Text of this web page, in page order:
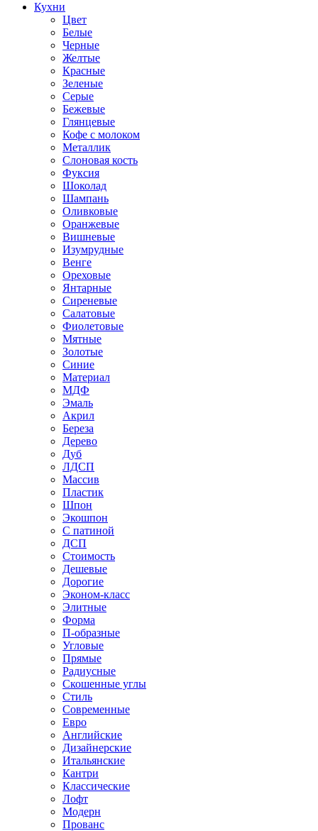
Кухни
Цвет
Белые
Черные
Желтые
Красные
Зеленые
Серые
Бежевые
Глянцевые
Кофе с молоком
Металлик
Слоновая кость
Фуксия
Шоколад
Шампань
Оливковые
Оранжевые
Вишневые
Изумрудные
Венге
Ореховые
Янтарные
Сиреневые
Салатовые
Фиолетовые
Мятные
Золотые
Синие
Материал
МДФ
Эмаль
Акрил
Береза
Дерево
Дуб
ЛДСП
Массив
Пластик
Шпон
Экошпон
С патиной
ДСП
Стоимость
Дешевые
Дорогие
Эконом-класс
Элитные
Форма
П-образные
Угловые
Прямые
Радиусные
Скошенные углы
Стиль
Современные
Евро
Английские
Дизайнерские
Итальянские
Кантри
Классические
Лофт
Модерн
Прованс